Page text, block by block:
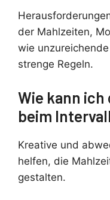
der Mahlzeiten,
wie
strenge Regeln.
Wie kann
beim
Kreative und
helfen, die
gestalten.